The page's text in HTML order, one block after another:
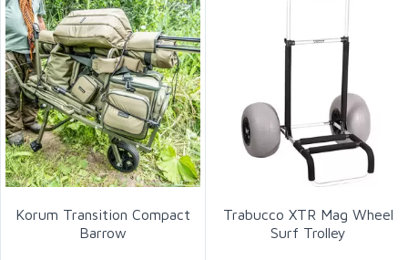
Korum Transition Compact
Barrow
Trabucco XTR Mag Wheel
Surf Trolley